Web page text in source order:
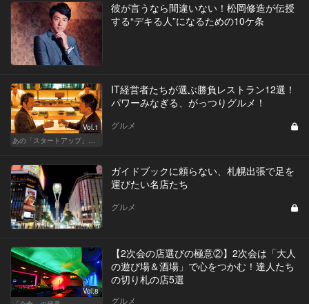
彼が言うなら間違いない！松岡修造が伝授
する“デキる人”になるための10ケ条
Vol.1
あの「スタートアップ」経営者のここぞのチカラ飯 Vol.1
IT経営者たちが選ぶ勝負レストラン12選！
パワーみなぎる、がっつりグルメ！
グルメ
ガイドブックに頼らない、札幌出張で足を
運びたい名店たち
グルメ
Vol.8
【2次会の店選びの極意②】2次会は「大人
の遊び場＆酒場」で心をつかむ！達人たち
の切り札の店5選
グルメ